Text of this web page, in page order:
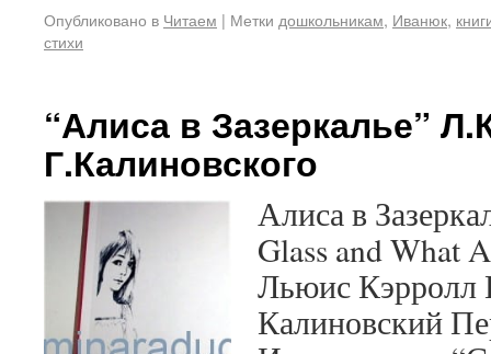
Опубликовано в Читаем | Метки дошкольникам, Иванюк,
стихи
“Алиса в Зазеркалье”
Г.Калиновского
Алиса в
Glass and What
Льюис Кэрролл
Калиновский